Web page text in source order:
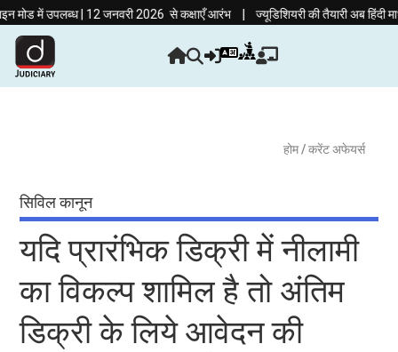
में उपलब्ध | 12 जनवरी 2026 से कक्षाएँ आरंभ|ज्यूडिशियरी की तैयारी अब हिंदी
होम/ करेंट अफेयर्स
सिविल कानून
यदि प्रारंभिक डिक्री में नीलामी
का विकल्प शामिल है तो अंतिम
डिक्री के लिये आवेदन की